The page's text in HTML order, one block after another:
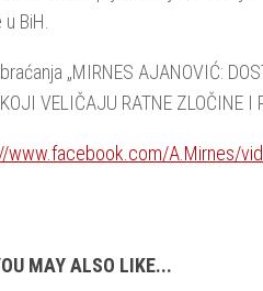
BiH.
„MIRNES AJANOVIĆ:
VELIČAJU RATNE ZLOČINE I
www.facebook.com/A.Mirnes/
MAY ALSO LIKE...